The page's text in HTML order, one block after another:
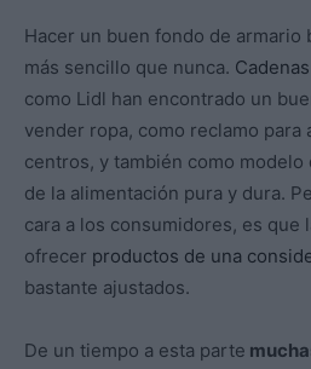
Hacer un buen fondo de armario
más sencillo que nunca.
como Lidl han encontrado un
vender ropa, como reclamo para
centros, y también como modelo
de la alimentación pura y dura.
cara a los consumidores, es que
ofrecer productos de una
bastante ajustados.
De un tiempo a esta parte